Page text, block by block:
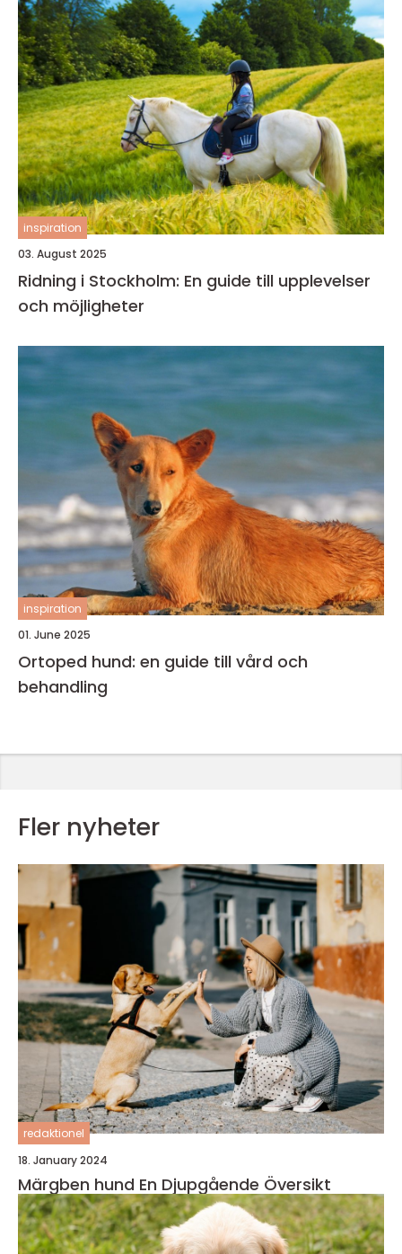
inspiration
03. August 2025
Ridning i Stockholm: En guide till upplevelser
och möjligheter
inspiration
01. June 2025
Ortoped hund: en guide till vård och
behandling
Fler nyheter
redaktionel
18. January 2024
Märgben hund En Djupgående Översikt